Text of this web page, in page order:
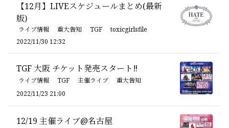
【12月】LIVEスケジュールまとめ(最新
版)
ライブ情報 重大告知 TGF
toxicgirlsfile
2022/11/30 12:32
TGF 大阪 チケット発売スタート‼️
ライブ情報 TGF 主催ライブ
重大告知
2022/11/23 21:00
12/19 主催ライブ@名古屋